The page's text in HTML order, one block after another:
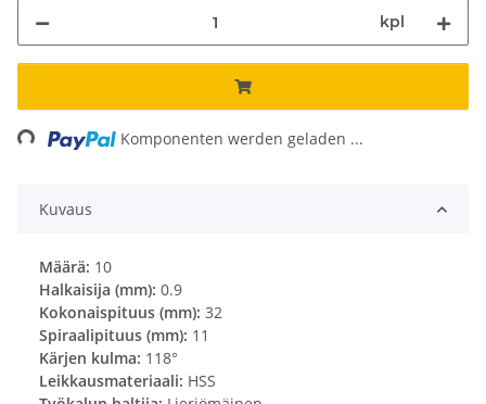
kpl
Komponenten werden geladen ...
Kuvaus
Määrä: 10
Halkaisija (mm): 0.9
Kokonaispituus (mm): 32
Spiraalipituus (mm): 11
Kärjen kulma: 118°
Leikkausmateriaali: HSS